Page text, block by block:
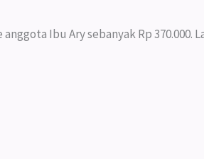
Ibu Ary sebanyak Rp 370.000.